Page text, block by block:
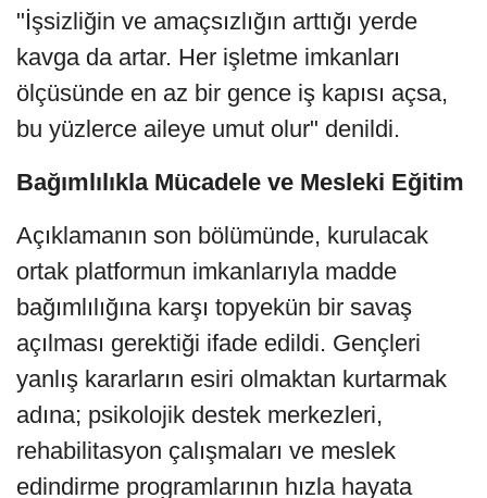
"İşsizliğin ve amaçsızlığın arttığı yerde
kavga da artar. Her işletme imkanları
ölçüsünde en az bir gence iş kapısı açsa,
bu yüzlerce aileye umut olur" denildi.
Bağımlılıkla Mücadele ve Mesleki Eğitim
Açıklamanın son bölümünde, kurulacak
ortak platformun imkanlarıyla madde
bağımlılığına karşı topyekün bir savaş
açılması gerektiği ifade edildi. Gençleri
yanlış kararların esiri olmaktan kurtarmak
adına; psikolojik destek merkezleri,
rehabilitasyon çalışmaları ve meslek
edindirme programlarının hızla hayata